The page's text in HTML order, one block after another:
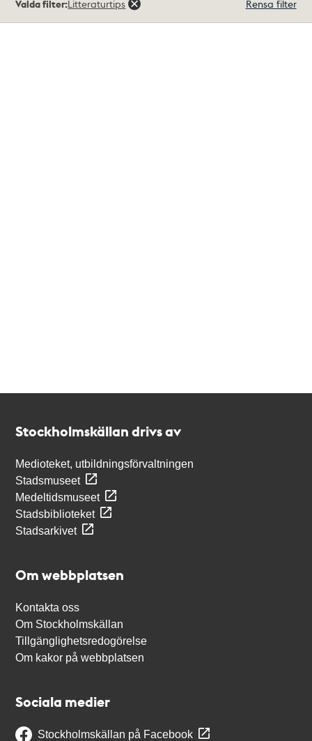
träffar
Valda filter:Litteraturtips Rensa filter
Stockholmskällan drivs av
Medioteket, utbildningsförvaltningen
Stadsmuseet
Medeltidsmuseet
Stadsbiblioteket
Stadsarkivet
Om webbplatsen
Kontakta oss
Om Stockholmskällan
Tillgänglighetsredogörelse
Om kakor på webbplatsen
Sociala medier
Stockholmskällan på Facebook